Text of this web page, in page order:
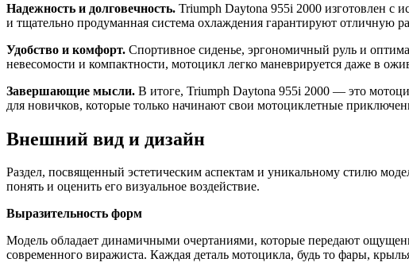
Надежность и долговечность. Triumph Daytona 955i 2000 изготовлен с
и тщательно продуманная система охлаждения гарантируют отличную
Удобство и комфорт. Спортивное сиденье, эргономичный руль и
невесомости и компактности, мотоцикл легко маневрируется даже в
Завершающие мысли. В итоге, Triumph Daytona 955i 2000 — это
для новичков, которые только начинают свои мотоциклетные
Внешний вид и дизайн
Раздел, посвященный эстетическим аспектам и уникальному стилю
понять и оценить его визуальное воздействие.
Выразительность форм
Модель обладает динамичными очертаниями, которые передают
современного виражиста. Каждая деталь мотоцикла, будь то фары,